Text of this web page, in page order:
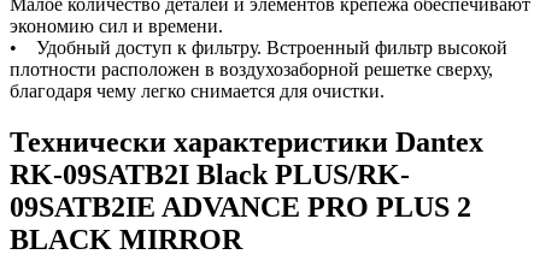
экономию сил и времени.
• Удобный доступ к фильтру. Встроенный фильтр высокой
плотности расположен в воздухозаборной решетке сверху,
благодаря чему легко снимается для очистки.
Технически характеристики Dantex
RK-09SATB2I Black PLUS/RK-
09SATB2IE ADVANCE PRO PLUS 2
BLACK MIRROR